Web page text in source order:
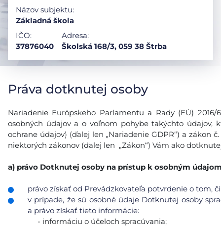
Názov subjektu:
Základná škola
IČO:
37876040
Adresa:
Školská 168/3, 059 38 Štrba
Práva dotknutej osoby
Nariadenie Európskeho Parlamentu a Rady (EÚ)
osobných údajov a o voľnom pohybe takýchto údajov,
ochrane údajov) (ďalej len „Nariadenie GDPR“) a zákon
niektorých zákonov (ďalej len „Zákon“) Vám ako
a) právo Dotknutej osoby na prístup k osobným
právo získať od Prevádzkovateľa potvrdenie o tom,
v prípade, že sú osobné údaje Dotknutej osoby
a právo získať tieto informácie:
- informáciu o účeloch spracúvania;